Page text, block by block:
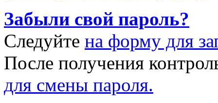
Забыли свой пароль?
Следуйте на форму для
После получения
для смены пароля.